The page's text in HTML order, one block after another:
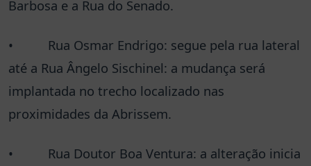
Barbosa e a Rua do Senado.
• Rua Osmar Endrigo: segue pela rua lateral
até a Rua Ângelo Sischinel: a mudança será
implantada no trecho localizado nas
proximidades da Abrissem.
• Rua Doutor Boa Ventura: a alteração inicia